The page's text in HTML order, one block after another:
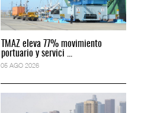
TMAZ eleva 77% movimiento
portuario y servici ...
05 AGO 2026
SSA Marine México refuerza briga
...